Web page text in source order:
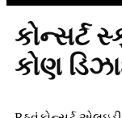
કોન્સર્ટ
કોણ